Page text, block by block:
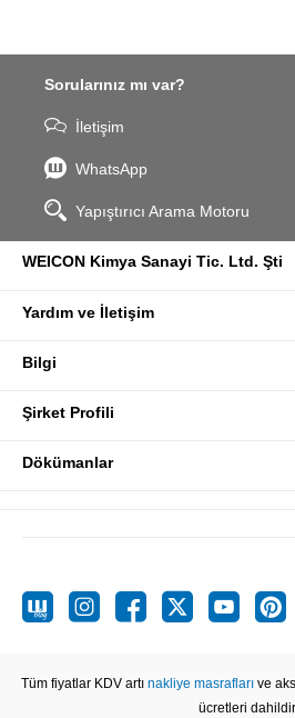
Sorularınız mı var?
İletişim
WhatsApp
Yapıştırıcı Arama Motoru
WEICON Kimya Sanayi Tic. Ltd. Şti
Yardım ve İletişim
Bilgi
Şirket Profili
Dökümanlar
Tüm fiyatlar KDV artı nakliye masrafları ve
ücretleri